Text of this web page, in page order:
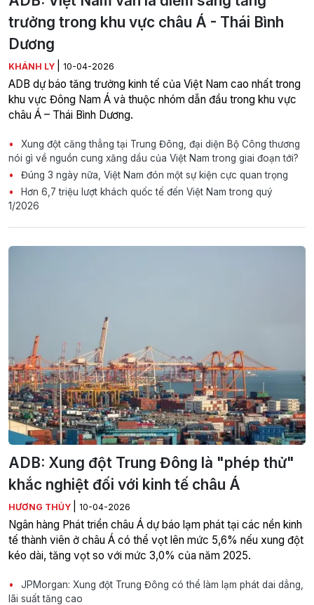
trưởng trong khu vực châu Á - Thái Bình
Dương
KHÁNH LY 10-04-2026
ADB dự báo tăng trưởng kinh tế của Việt Nam cao nhất trong
khu vực Đông Nam Á và thuộc nhóm dẫn đầu trong khu vực
châu Á – Thái Bình Dương.
Xung đột căng thẳng tại Trung Đông, đại diện Bộ Công thương
nói gì về nguồn cung xăng dầu của Việt Nam trong giai đoạn tới?
Đúng 3 ngày nữa, Việt Nam đón một sự kiện cực quan trọng
Hơn 6,7 triệu lượt khách quốc tế đến Việt Nam trong quý
1/2026
ADB: Xung đột Trung Đông là "phép thử"
khắc nghiệt đối với kinh tế châu Á
HƯƠNG THỦY 10-04-2026
Ngân hàng Phát triển châu Á dự báo lạm phát tại các nền kinh
tế thành viên ở châu Á có thể vọt lên mức 5,6% nếu xung đột
kéo dài, tăng vọt so với mức 3,0% của năm 2025.
JPMorgan: Xung đột Trung Đông có thể làm lạm phát dai dẳng,
lãi suất tăng cao